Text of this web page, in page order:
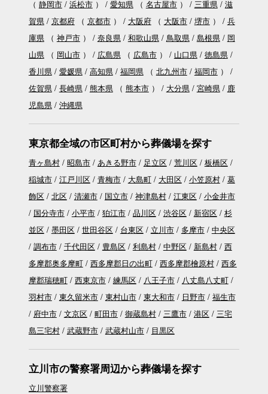
（ 静岡市 浜松市） 愛知県（ 名古屋市） 三重県
滋
賀県
京都府（ 京都市） 大阪府（ 大阪市 堺市）
兵
庫県（ 神戸市） 奈良県 和歌山県 鳥取県 島根県
岡
山県（ 岡山市） 広島県（ 広島市） 山口県
徳島県
香川県
愛媛県 高知県 福岡県（ 北九州市 福岡市）
佐賀県
長崎県 熊本県（ 熊本市） 大分県 宮崎県
鹿
児島県
沖縄県
東京都全域の市区町村から葬儀場を探す
青ヶ島村 昭島市 あきる野市 足立区 荒川区
板橋区
稲城市
江戸川区 青梅市 大島町 大田区 小笠原村
葛
飾区
北区 清瀬市 国立市 神津島村 江東区
小金井市
国分寺市
小平市 狛江市 品川区 渋谷区 新宿区
杉
並区
墨田区 世田谷区 台東区 立川市 多摩市
中央区
調布市
千代田区 豊島区 利島村 中野区 新島村
西
多摩郡奥多摩町
西多摩郡日の出町 西多摩郡檜原村
西多
摩郡瑞穂町
西東京市 練馬区 八王子市
八丈島八丈町
羽村市
東久留米市 東村山市 東大和市 日野市
福生市
府中市
文京区 町田市 御蔵島村 三鷹市 港区
三宅
島三宅村
武蔵野市 武蔵村山市 目黒区
立川市の警察署周辺から葬儀場を探す
立川警察署